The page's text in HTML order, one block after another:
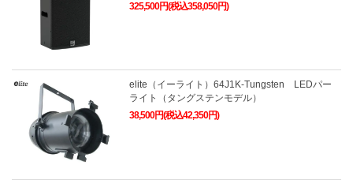
325,500円(税込358,050円)
elite（イーライト）64J1K-Tungsten LEDパー
ライト（タングステンモデル）
38,500円(税込42,350円)